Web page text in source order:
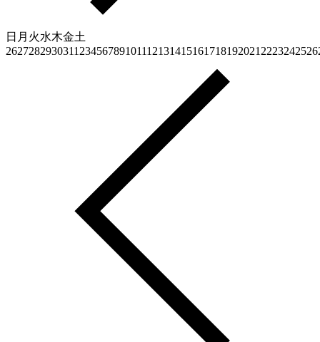
日 月 火水木金土
2627282930311 23456789101112131415161718192021 2223242526